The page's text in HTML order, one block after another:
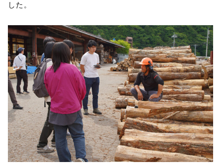
した。